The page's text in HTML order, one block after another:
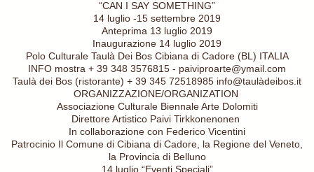
“CAN I SAY SOMETHING”
14 luglio -15 settembre 2019
Anteprima 13 luglio 2019
Inaugurazione 14 luglio 2019
Polo Culturale Taulà Dei Bos Cibiana di Cadore (BL) ITALIA
INFO mostra + 39 348 3576815 - paiviproarte@ymail.com
Taulà dei Bos (ristorante) + 39 345 72518985 info@taulàdeibos.it
ORGANIZZAZIONE/ORGANIZATION
Associazione Culturale Biennale Arte Dolomiti
Direttore Artistico Paivi Tirkkonenonen
In collaborazione con Federico Vicentini
Patrocinio Il Comune di Cibiana di Cadore, la Regione del Veneto,
la Provincia di Belluno
14 luglio “Eventi Speciali”